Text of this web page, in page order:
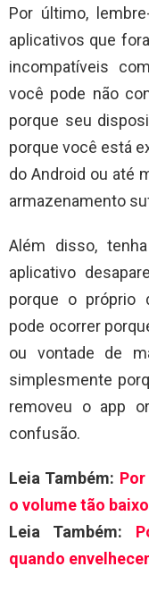
Por último,
aplicativos que
incompatíveis
você pode não
porque seu
porque você está
do Android ou até
armazenamento
Além disso,
aplicativo
porque o próprio
pode ocorrer
ou vontade de
simplesmente
removeu o app
confusão.
Leia Também:
o volume tão
Leia Também:
quando